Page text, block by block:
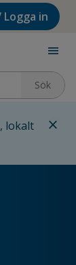
in
menu
Sök
lokalt
close